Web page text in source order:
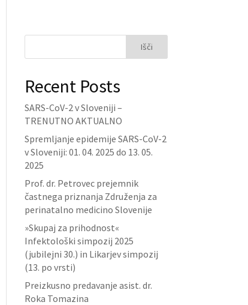
Išči
Recent Posts
SARS-CoV-2 v Sloveniji –
TRENUTNO AKTUALNO
Spremljanje epidemije SARS-CoV-2
v Sloveniji: 01. 04. 2025 do 13. 05.
2025
Prof. dr. Petrovec prejemnik
častnega priznanja Združenja za
perinatalno medicino Slovenije
»Skupaj za prihodnost«
Infektološki simpozij 2025
(jubilejni 30.) in Likarjev simpozij
(13. po vrsti)
Preizkusno predavanje asist. dr.
Roka Tomazina